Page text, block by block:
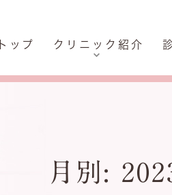
トップ クリニック紹介
大切にしていること
医院概要
歯周病
デンタル
トニング
月別: